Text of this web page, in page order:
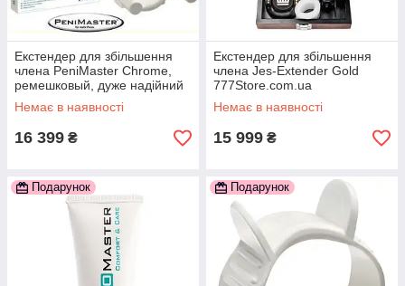
Екстендер для збільшення
члена PeniMaster Chrome,
ремешковый, дуже надійний
777Store.com.ua
Немає в наявності
16 399 ₴
Екстендер для збільшення
члена Jes-Extender Gold
777Store.com.ua
Немає в наявності
15 999 ₴
Подарунок Подарунок